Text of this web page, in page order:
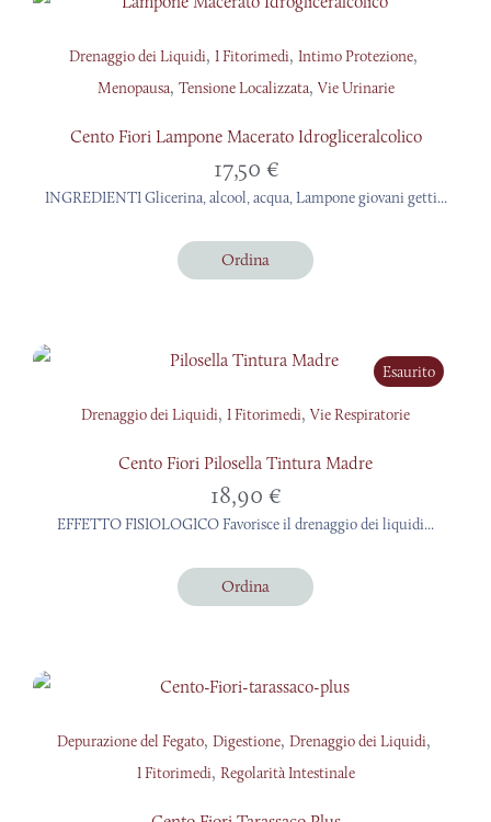
Drenaggio dei Liquidi, I Fitorimedi, Intimo Protezione,
Menopausa, Tensione Localizzata, Vie Urinarie
Cento Fiori Lampone Macerato Idrogliceralcolico
17,50 €
INGREDIENTI Glicerina, alcool, acqua, Lampone giovani getti...
Ordina
Esaurito
Drenaggio dei Liquidi, I Fitorimedi, Vie Respiratorie
Cento Fiori Pilosella Tintura Madre
18,90 €
EFFETTO FISIOLOGICO Favorisce il drenaggio dei liquidi...
Ordina
Depurazione del Fegato, Digestione, Drenaggio dei Liquidi,
I Fitorimedi, Regolarità Intestinale